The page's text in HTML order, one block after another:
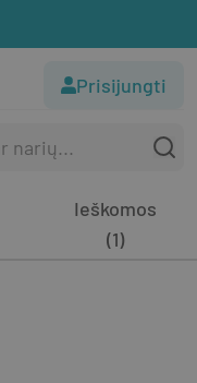
Prisijungti
Ieškomos
(1)